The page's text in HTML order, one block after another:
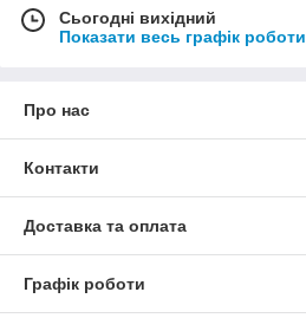
Сьогодні вихідний
Показати весь графік роботи
Про нас
Контакти
Доставка та оплата
Графік роботи